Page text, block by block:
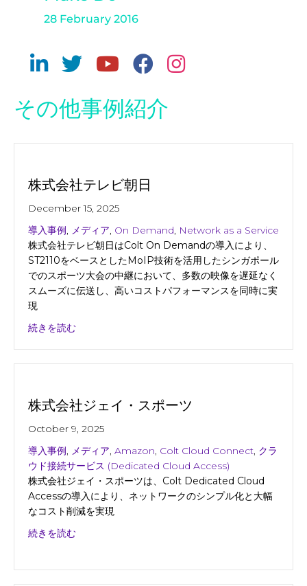
28 February 2016
その他事例紹介
株式会社テレビ朝日
December 15, 2025
導入事例 , メディア, On Demand, Network as a Service
株式会社テレビ朝日はColt On Demandの導入により、
ST2110をベースとしたMoIP技術を活用したシンガポール
でのスポーツ大会の中継において、多数の映像を遅延なく
スムーズに伝送し、高いコストパフォーマンスを同時に実
現
続きを読むabout 株式会社テレビ朝日
株式会社ジェイ・スポーツ
October 9, 2025
導入事例 , メディア, Amazon, Colt Cloud Connect, クラ
ウド接続サービス (Dedicated Cloud Access)
株式会社ジェイ・スポーツは、Colt Dedicated Cloud
Accessの導入により、ネットワークのシンプル化と大幅
なコスト削減を実現
続きを読むabout 株式会社ジェイ・スポーツ